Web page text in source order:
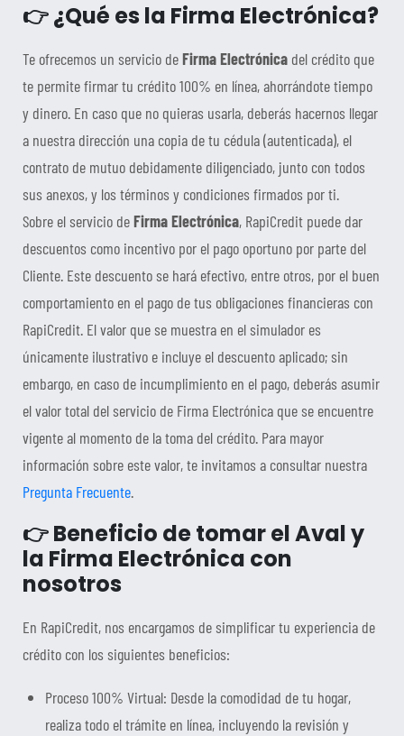
👉 ¿Qué es la Firma Electrónica?
Te ofrecemos un servicio deFirma Electrónica del crédito que
te permite firmar tu crédito 100% en línea, ahorrándote tiempo
y dinero. En caso que no quieras usarla, deberás hacernos llegar
a nuestra dirección una copia de tu cédula (autenticada), el
contrato de mutuo debidamente diligenciado, junto con todos
sus anexos, y los términos y condiciones firmados por ti.
Sobre el servicio deFirma Electrónica, RapiCredit puede dar
descuentos como incentivo por el pago oportuno por parte del
Cliente. Este descuento se hará efectivo, entre otros, por el buen
comportamiento en el pago de tus obligaciones financieras con
RapiCredit. El valor que se muestra en el simulador es
únicamente ilustrativo e incluye el descuento aplicado; sin
embargo, en caso de incumplimiento en el pago, deberás asumir
el valor total del servicio de Firma Electrónica que se encuentre
vigente al momento de la toma del crédito. Para mayor
información sobre este valor, te invitamos a consultar nuestra
Pregunta Frecuente.
👉 Beneficio de tomar el Aval y
la Firma Electrónica con
nosotros
En RapiCredit, nos encargamos de simplificar tu experiencia de
crédito con los siguientes beneficios:
Proceso 100% Virtual: Desde la comodidad de tu hogar,
realiza todo el trámite en línea, incluyendo la revisión y